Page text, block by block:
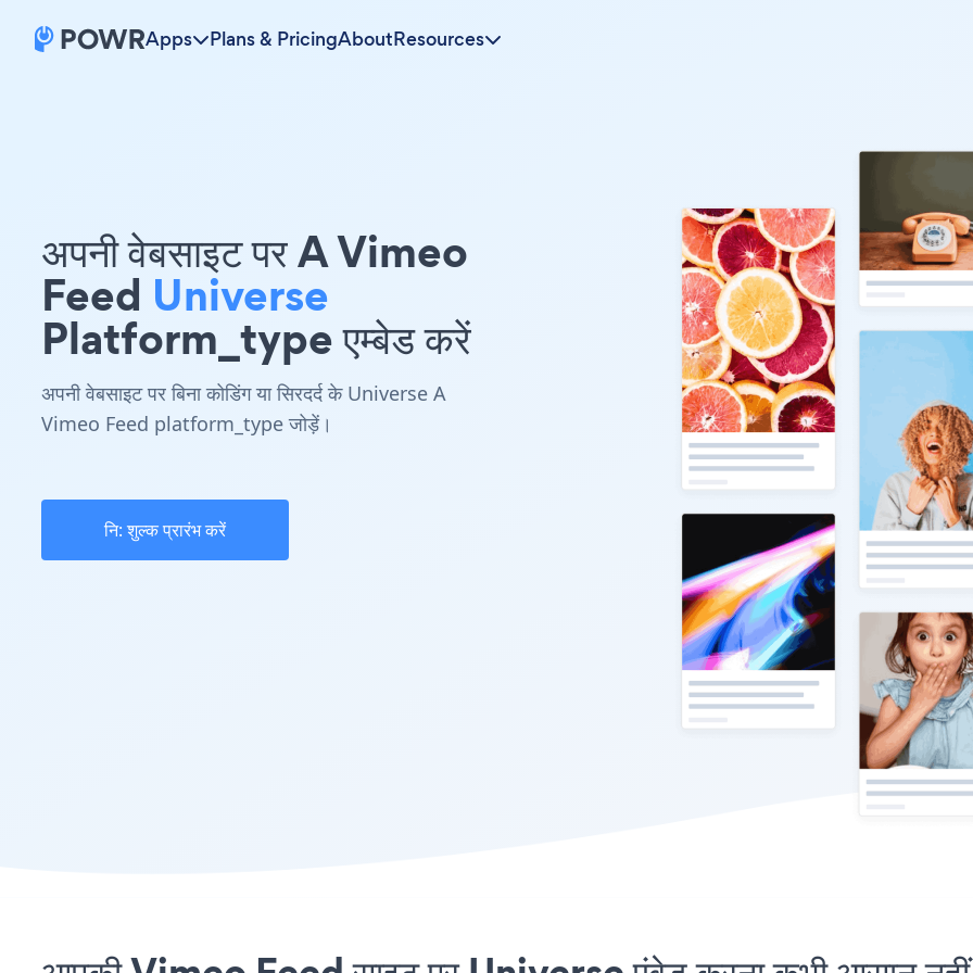
Apps Plans & PricingAboutResources
अपनी वेबसाइट पर A Vimeo
Feed Universe
Platform_type एम्बेड करें
अपनी वेबसाइट पर बिना कोडिंग या सिरदर्द के Universe A
Vimeo Feed platform_type जोड़ें।
नि: शुल्क प्रारंभ करें